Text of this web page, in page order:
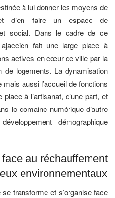
à lui donner les moyens de
d’en faire un espace de
et social. Dans le cadre de ce
fait une large place à
actives en cœur de ville par la
de logements. La dynamisation
aussi l’accueil de fonctions
à l’artisanat, d’une part, et
le domaine numérique d’autre
démographique
au réchauffement
environnementaux
transforme et s’organise face